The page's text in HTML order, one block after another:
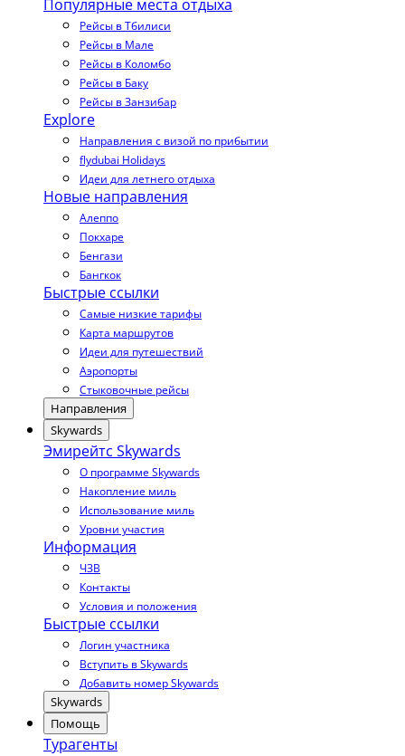
Популярные места отдыха
Рейсы в Тбилиси
Рейсы в Мале
Рейсы в Коломбо
Рейсы в Баку
Рейсы в Занзибар
Explore
Направления с визой по прибытии
flydubai Holidays
Идеи для летнего отдыха
Новые направления
Алеппо
Покхаре
Бенгази
Бангкок
Быстрые ссылки
Самые низкие тарифы
Карта маршрутов
Идеи для путешествий
Аэропорты
Стыковочные рейсы
Направления
Skywards
Эмирейтс Skywards
О программе Skywards
Накопление миль
Использование миль
Уровни участия
Информация
ЧЗВ
Контакты
Условия и положения
Быстрые ссылки
Логин участника
Вступить в Skywards
Добавить номер Skywards
Skywards
Помощь
Турагенты